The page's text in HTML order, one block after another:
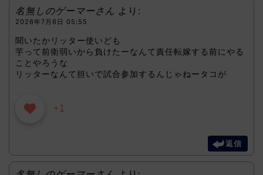
名無しのゲーマーさん より:
2026年7月6日 05:55
聞いたかリッター使いども
芋って前衛弱いから負けたーなんて責任転嫁する前にやる
ことやろうな
リッターなんて担いで試合参加するんじゃねータコが
+1
返信